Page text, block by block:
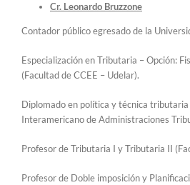
Cr. Leonardo Bruzzone
Contador público egresado de la
Especialización en Tributaria – Opción:
(Facultad de CCEE – Udelar).
Diplomado en política y técnica
Interamericano de Administraciones
Profesor de Tributaria I y Tributaria II
Profesor de Doble imposición y